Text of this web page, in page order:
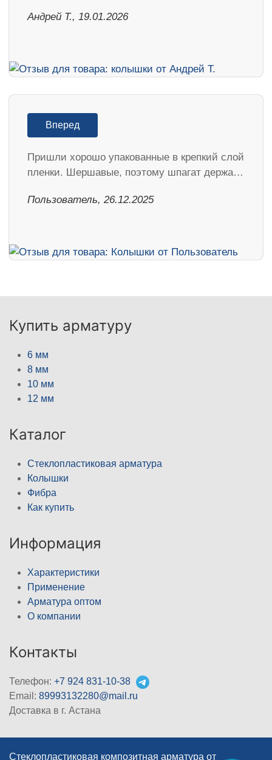
Андрей Т., 19.01.2026
Вперед
Пришли хорошо упакованные в крепкий слой
пленки. Шершавые, поэтому шпагат держа…
Пользователь, 26.12.2025
Купить арматуру
6 мм
8 мм
10 мм
12 мм
Каталог
Стеклопластиковая арматура
Колышки
Фибра
Как купить
Информация
Характеристики
Применение
Арматура оптом
О компании
Контакты
Телефон: +7 924 831-10-38
Email: 89993132280@mail.ru
Доставка в г. Астана
Стеклопластиковая композитная арматура от